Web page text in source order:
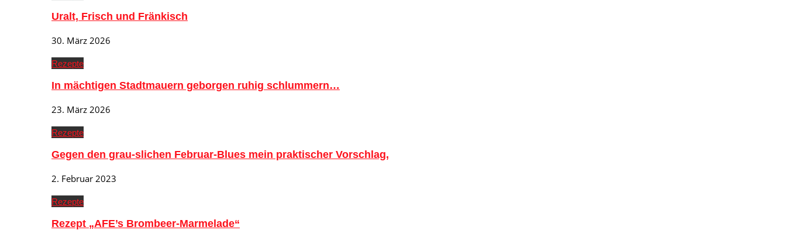
Uralt, Frisch und Fränkisch
30. März 2026
Rezepte
In mächtigen Stadtmauern geborgen ruhig schlummern…
23. März 2026
Rezepte
Gegen den grau-slichen Februar-Blues mein praktischer Vorschlag,
2. Februar 2023
Rezepte
Rezept „AFE’s Brombeer-Marmelade“